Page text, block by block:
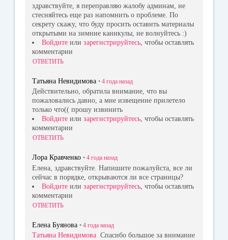
здравствуйте, я переправляю жалобу админам, не
стесняйтесь еще раз напомнить о проблеме. По
секрету скажу, что буду просить оставить материалы
открытыми на зимние каникулы, не волнуйтесь :)
Войдите или зарегистрируйтесь , чтобы оставлять
комментарии
ОТВЕТИТЬ
Татьяна Невидимова • 4 года назад
Действительно, обратила внимание, что вы
пожаловались давно, а мне извещение прилетело
только что(( прошу извинить
Войдите или зарегистрируйтесь, чтобы оставлять
комментарии
ОТВЕТИТЬ
Лора Кравченко • 4 года назад
Елена, здравствуйте. Напишите пожалуйста, все ли
сейчас в порядке, открываются ли все страницы?
Войдите или зарегистрируйтесь , чтобы оставлять
комментарии
ОТВЕТИТЬ
Елена Буянова • 4 года назад
Татьяна Невидимова Спасибо большое за внимание